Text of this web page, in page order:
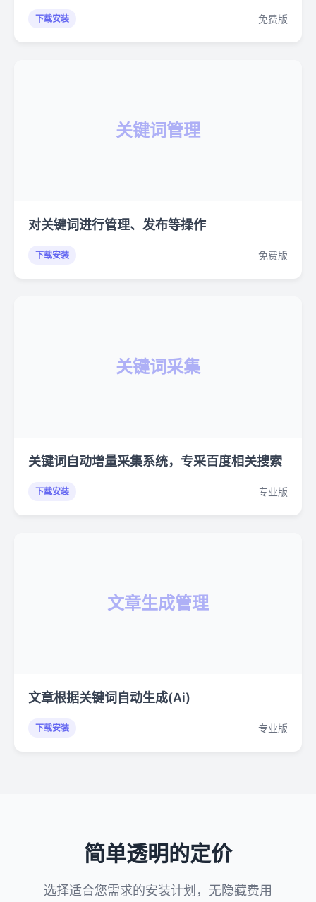
下载安装 免费版
关键词管理
对关键词进行管理、发布等操作
下载安装 免费版
关键词采集
关键词自动增量采集系统，专采百度相关搜索
下载安装 专业版
文章生成管理
文章根据关键词自动生成(Ai)
下载安装 专业版
简单透明的定价
选择适合您需求的安装计划，无隐藏费用